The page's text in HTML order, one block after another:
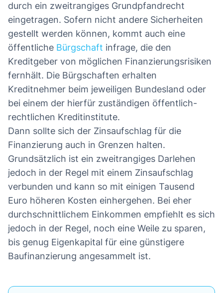
durch ein zweitrangiges Grundpfandrecht
eingetragen. Sofern nicht andere Sicherheiten
gestellt werden können, kommt auch eine
öffentliche Bürgschaft infrage, die den
Kreditgeber von möglichen Finanzierungsrisiken
fernhält. Die Bürgschaften erhalten
Kreditnehmer beim jeweiligen Bundesland oder
bei einem der hierfür zuständigen öffentlich-
rechtlichen Kreditinstitute.
Dann sollte sich der Zinsaufschlag für die
Finanzierung auch in Grenzen halten.
Grundsätzlich ist ein zweitrangiges Darlehen
jedoch in der Regel mit einem Zinsaufschlag
verbunden und kann so mit einigen Tausend
Euro höheren Kosten einhergehen. Bei eher
durchschnittlichem Einkommen empfiehlt es sich
jedoch in der Regel, noch eine Weile zu sparen,
bis genug Eigenkapital für eine günstigere
Baufinanzierung angesammelt ist.